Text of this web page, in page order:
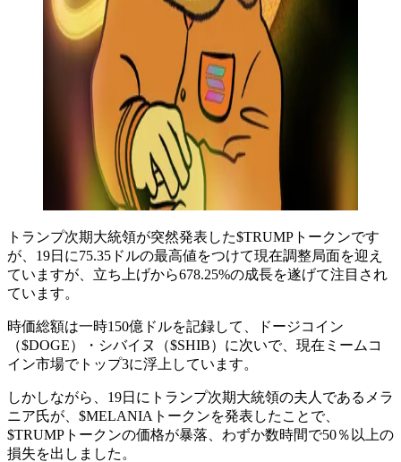
トランプ次期大統領が突然発表した$TRUMPトークンです
が、19日に75.35ドルの最高値をつけて現在調整局面を迎え
ていますが、立ち上げから678.25%の成長を遂げて注目され
ています。
時価総額は一時150億ドルを記録して、ドージコイン
（$DOGE）・シバイヌ（$SHIB）に次いで、現在ミームコ
イン市場でトップ3に浮上しています。
しかしながら、19日にトランプ次期大統領の夫人であるメラ
ニア氏が、$MELANIAトークンを発表したことで、
$TRUMPトークンの価格が暴落、わずか数時間で50％以上の
損失を出しました。